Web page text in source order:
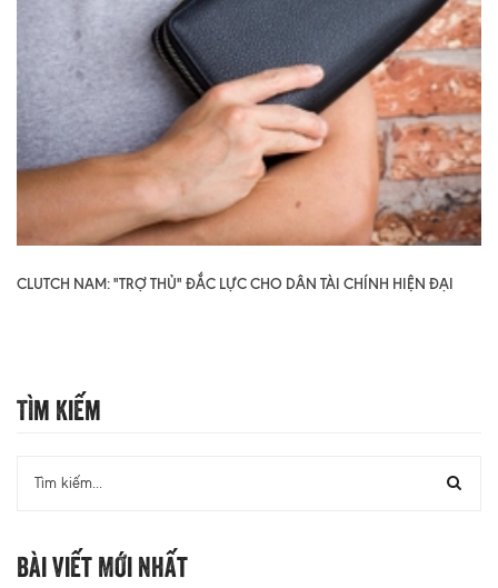
CLUTCH NAM: "TRỢ THỦ" ĐẮC LỰC CHO DÂN TÀI CHÍNH HIỆN ĐẠI
Tìm Kiếm
Bài Viết Mới Nhất